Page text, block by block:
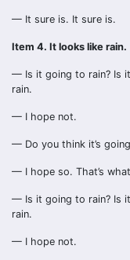
— It sure is. It sure is.
Item 4. It looks like rain.
— Is it going to rain? Is
rain.
— I hope not.
— Do you think it’s
— I hope so. That’s
— Is it going to rain? Is
rain.
— I hope not.